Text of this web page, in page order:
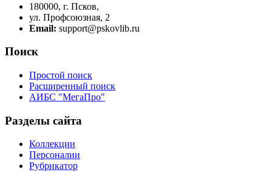
180000, г. Псков,
ул. Профсоюзная, 2
Email: support@pskovlib.ru
Поиск
Простой поиск
Расширенный поиск
АИБС "МегаПро"
Разделы сайта
Коллекции
Персоналии
Рубрикатор